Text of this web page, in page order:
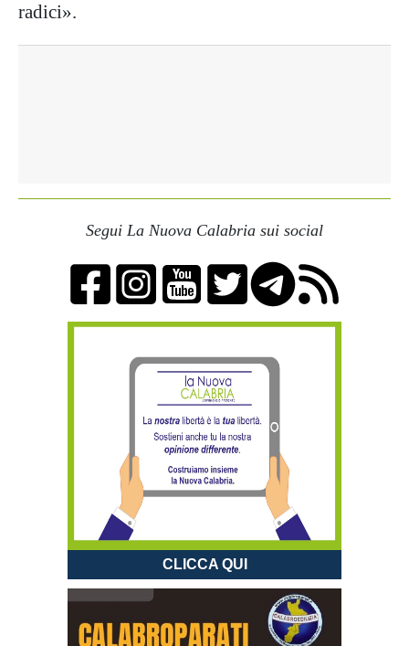
radici».
Segui La Nuova Calabria sui social
CLICCA QUI